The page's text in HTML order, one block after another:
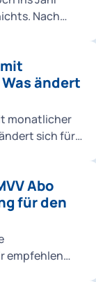
zum
bleiben
Nach
ändert
monatlicher
sich für
Vertrag
Abo
für den